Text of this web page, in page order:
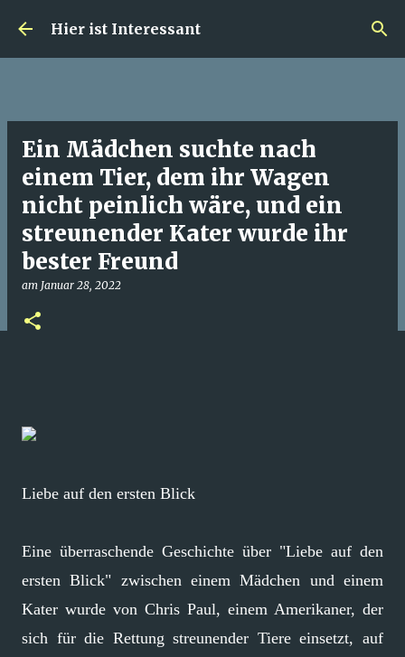
Direkt zum Hauptbereich
Hier ist Interessant
Ein Mädchen suchte nach
einem Tier, dem ihr Wagen
nicht peinlich wäre, und ein
streunender Kater wurde ihr
bester Freund
am Januar 28, 2022
Liebe auf den ersten Blick
Eine überraschende Geschichte über "Liebe auf den
ersten Blick" zwischen einem Mädchen und einem
Kater wurde von Chris Paul, einem Amerikaner, der
sich für die Rettung streunender Tiere einsetzt, auf